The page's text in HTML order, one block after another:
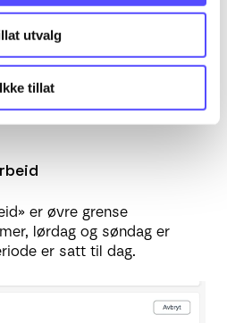
utvalg
Ikke tillat
om du ønsker.
fra - til dato, beskrivelse
skal ekskluderes fra
er øvre grense
lørdag og søndag er
er satt til dag.